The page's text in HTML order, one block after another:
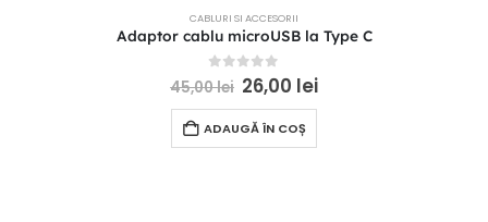
CABLURI SI ACCESORII
Adaptor cablu microUSB la Type C
0out of 5
45,00lei 26,00 lei
ADAUGĂ ÎN COȘ